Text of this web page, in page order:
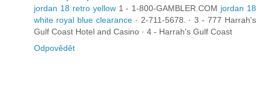
jordan 18 retro yellow1 - 1-800-GAMBLER.COM jordan 18
white royal blue clearance· 2-711-5678. · 3 - 777 Harrah's
Gulf Coast Hotel and Casino · 4 - Harrah's Gulf Coast
Odpovědět